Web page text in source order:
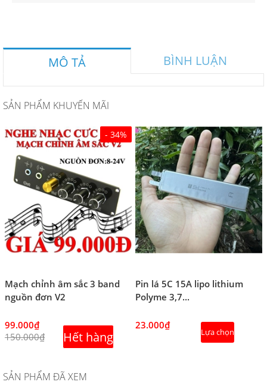
MÔ TẢ BÌNH LUẬN
SẢN PHẨM KHUYẾN MÃI
- 34%
Mạch chỉnh âm sắc 3 band
nguồn đơn V2
99.000₫
150.000₫
Hết hàng
Pin lá 5C 15A lipo lithium
Polyme 3,7...
23.000₫
Lựa chọn
SẢN PHẨM ĐÃ XEM